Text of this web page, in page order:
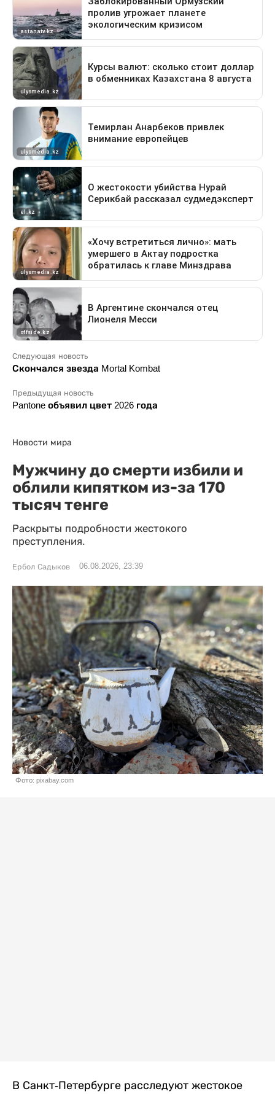
Следующая новость
Скончался звезда Mortal Kombat
Предыдущая новость
Pantone объявил цвет 2026 года
Новости мира
Мужчину до смерти избили и
облили кипятком из-за 170
тысяч тенге
Раскрыты подробности жестокого
преступления.
Ербол Садыков 06.08.2026, 23:39
Фото: pixabay.com
В Санкт-Петербурге расследуют жестокое